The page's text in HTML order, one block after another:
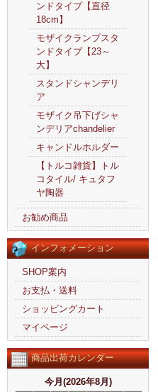
ンドタイプ【直径
18cm】
モザイクランプスタ
ンドタイプ【23～
大】
スタンドシャンデリ
ア
モザイク吊下げシャ
ンデリアchandelier
キャンドルホルダー
【トルコ雑貨】トル
コタイル/ キュタフ
ヤ陶器
お勧め商品
インフォメーション
SHOP案内
お支払・送料
ショッピングカート
マイページ
商品出荷カレンダー
今月(2026年8月)